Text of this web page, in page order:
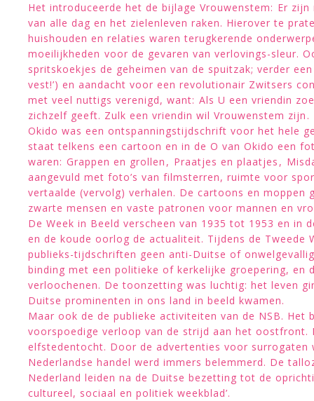
Het introduceerde het de bijlage Vrouwenstem: Er
van alle dag en het zielenleven raken. Hierover te
huishouden en relaties waren terugkerende
moeilijkheden voor de gevaren van verlovings-sleur.
spritskoekjes de geheimen van de spuitzak; verder
vest!’) en aandacht voor een revolutionair Zwitsers
met veel nuttigs verenigd, want: Als U een vriendin
zichzelf geeft. Zulk een vriendin wil Vrouwenstem zijn.
Okido was een ontspanningstijdschrift voor het hele
staat telkens een cartoon en in de O van Okido een
waren: Grappen en grollen, Praatjes en plaatjes,
aangevuld met foto’s van filmsterren, ruimte voor
vertaalde (vervolg) verhalen. De cartoons en
zwarte mensen en vaste patronen voor mannen en
De Week in Beeld verscheen van 1935 tot 1953 en in
en de koude oorlog de actualiteit. Tijdens de
publieks-tijdschriften geen anti-Duitse of
binding met een politieke of kerkelijke groepering, en
verloochenen. De toonzetting was luchtig: het leven
Duitse prominenten in ons land in beeld kwamen.
Maar ook de de publieke activiteiten van de NSB.
voorspoedige verloop van de strijd aan het
elfstedentocht. Door de advertenties voor surrogaten
Nederlandse handel werd immers belemmerd. De
Nederland leiden na de Duitse bezetting tot de
cultureel, sociaal en politiek weekblad’.